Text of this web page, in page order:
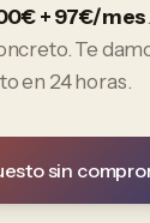
+ 97€/mes
Te
en 24 horas.
sin